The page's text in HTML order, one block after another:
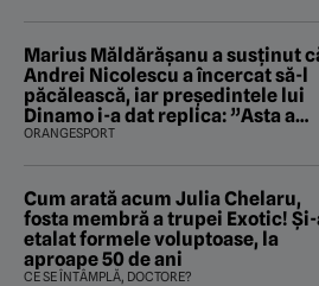
Marius Măldărăşanu a susţinut
Andrei Nicolescu a încercat să-l
păcălească, iar preşedintele lui
Dinamo i-a dat replica: ”Asta a
fost istoria”
ORANGESPORT
Cum arată acum Julia Chelaru,
fosta membră a trupei Exotic! Și-a
etalat formele voluptoase, la
aproape 50 de ani
CE SE ÎNTÂMPLĂ, DOCTORE?